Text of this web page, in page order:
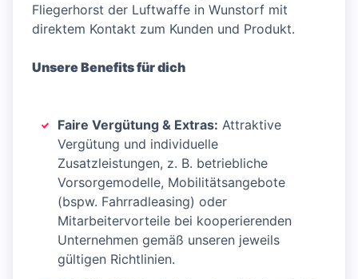
Fliegerhorst der Luftwaffe in Wunstorf mit
direktem Kontakt zum Kunden und Produkt.
Unsere Benefits für dich
Faire Vergütung & Extras: Attraktive
Vergütung und individuelle
Zusatzleistungen, z. B. betriebliche
Vorsorgemodelle, Mobilitätsangebote
(bspw. Fahrradleasing) oder
Mitarbeitervorteile bei kooperierenden
Unternehmen gemäß unseren jeweils
gültigen Richtlinien.